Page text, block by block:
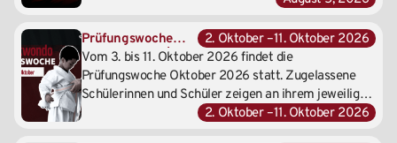
Trainingsimpulse und eine intensive
Auseinandersetzung mit Koordination,
Körperkontrolle und bewusster Bewegung.
Prüfungswoche
Oktober 2026 |
Dein nächster
Gürtel | 02.–
11.10.2026
2. Oktober –11. Oktober 2026
Vom 3. bis 11. Oktober 2026 findet die
Prüfungswoche Oktober 2026 statt. Zugelassene
Schülerinnen und Schüler zeigen an ihrem jeweiligen
YU Taekwondo Standort, was sie im Training gelernt
2. Oktober –11. Oktober 2026